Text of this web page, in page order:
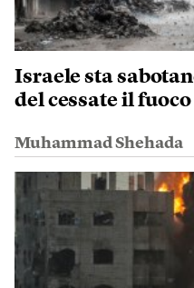
Israele sta
del cessate il fuoco
Muhammad Shehada